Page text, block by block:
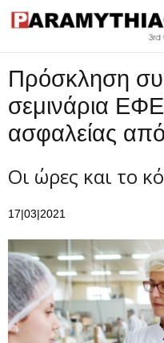
Επικοινωνία
Πρόσκληση
σεμινάρια
ασφαλείας από
Οι ώρες και το
17|03|2021